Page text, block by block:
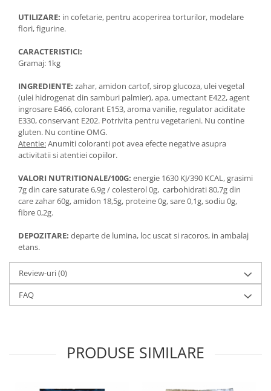
UTILIZARE: in cofetarie, pentru acoperirea torturilor, modelare
flori, figurine.
CARACTERISTICI:
Gramaj: 1kg
INGREDIENTE: zahar, amidon cartof, sirop glucoza, ulei vegetal
(ulei hidrogenat din samburi palmier), apa, umectant E422, agent
ingrosare E466, colorant E153, aroma vanilie, regulator aciditate
E330, conservant E202. Potrivita pentru vegetarieni. Nu contine
gluten. Nu contine OMG.
Atentie:Anumiti coloranti pot avea efecte negative asupra
activitatii si atentiei copiilor.
VALORI NUTRITIONALE/100G: energie 1630 KJ/390 KCAL, grasimi
7g din care saturate 6,9g / colesterol 0g, carbohidrati 80,7g din
care zahar 60g, amidon 18,5g, proteine 0g, sare 0,1g, sodiu 0g,
fibre 0,2g.
DEPOZITARE: departe de lumina, loc uscat si racoros, in ambalaj
etans.
Review-uri(0)
FAQ
PRODUSE SIMILARE